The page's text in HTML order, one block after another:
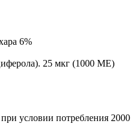
6%
25 мкг (1000 МЕ)
условии потребления 2000